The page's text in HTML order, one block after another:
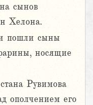
сынов
Хелона.
пошли сыны
носящие
Рувимова
ополчением его